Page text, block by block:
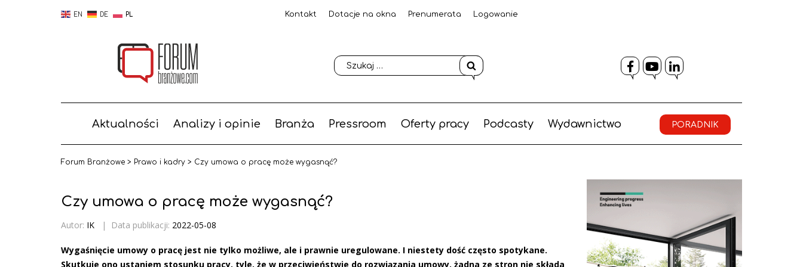
EN DE PL Kontakt Dotacje na okna Prenumerata Logowanie
Facebook
YouTube
LinkedIn
Aktualności Analizy i opinie Branża Pressroom Oferty pracy Podcasty Wydawnictwo PORADNIK
Forum Branżowe > Prawo i kadry > Czy umowa o pracę może wygasnąć?
Czy umowa o pracę może wygasnąć?
Autor: IK | Data publikacji: 2022-05-08
Wygaśnięcie umowy o pracę jest nie tylko możliwe, ale i prawnie uregulowane. I niestety dość często spotykane.
Skutkuje ono ustaniem stosunku pracy, tyle, że w przeciwieństwie do rozwiązania umowy, żadna ze stron nie składa